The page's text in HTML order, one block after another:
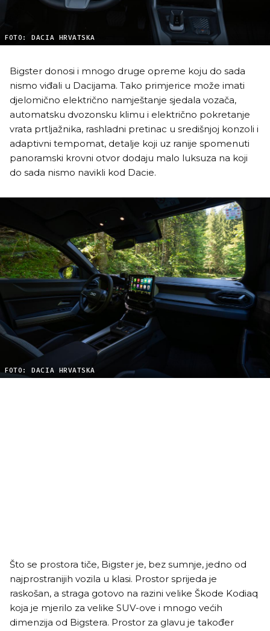
FOTO: DACIA HRVATSKA
Bigster donosi i mnogo druge opreme koju do sada
nismo viđali u Dacijama. Tako primjerice može imati
djelomično električno namještanje sjedala vozača,
automatsku dvozonsku klimu i električno pokretanje
vrata prtljažnika, rashladni pretinac u središnjoj konzoli i
adaptivni tempomat, detalje koji uz ranije spomenuti
panoramski krovni otvor dodaju malo luksuza na koji
do sada nismo navikli kod Dacie.
FOTO: DACIA HRVATSKA
Što se prostora tiče, Bigster je, bez sumnje, jedno od
najprostranijih vozila u klasi. Prostor sprijeda je
raskošan, a straga gotovo na razini velike Škode Kodiaq
koja je mjerilo za velike SUV-ove i mnogo većih
dimenzija od Bigstera. Prostor za glavu je također